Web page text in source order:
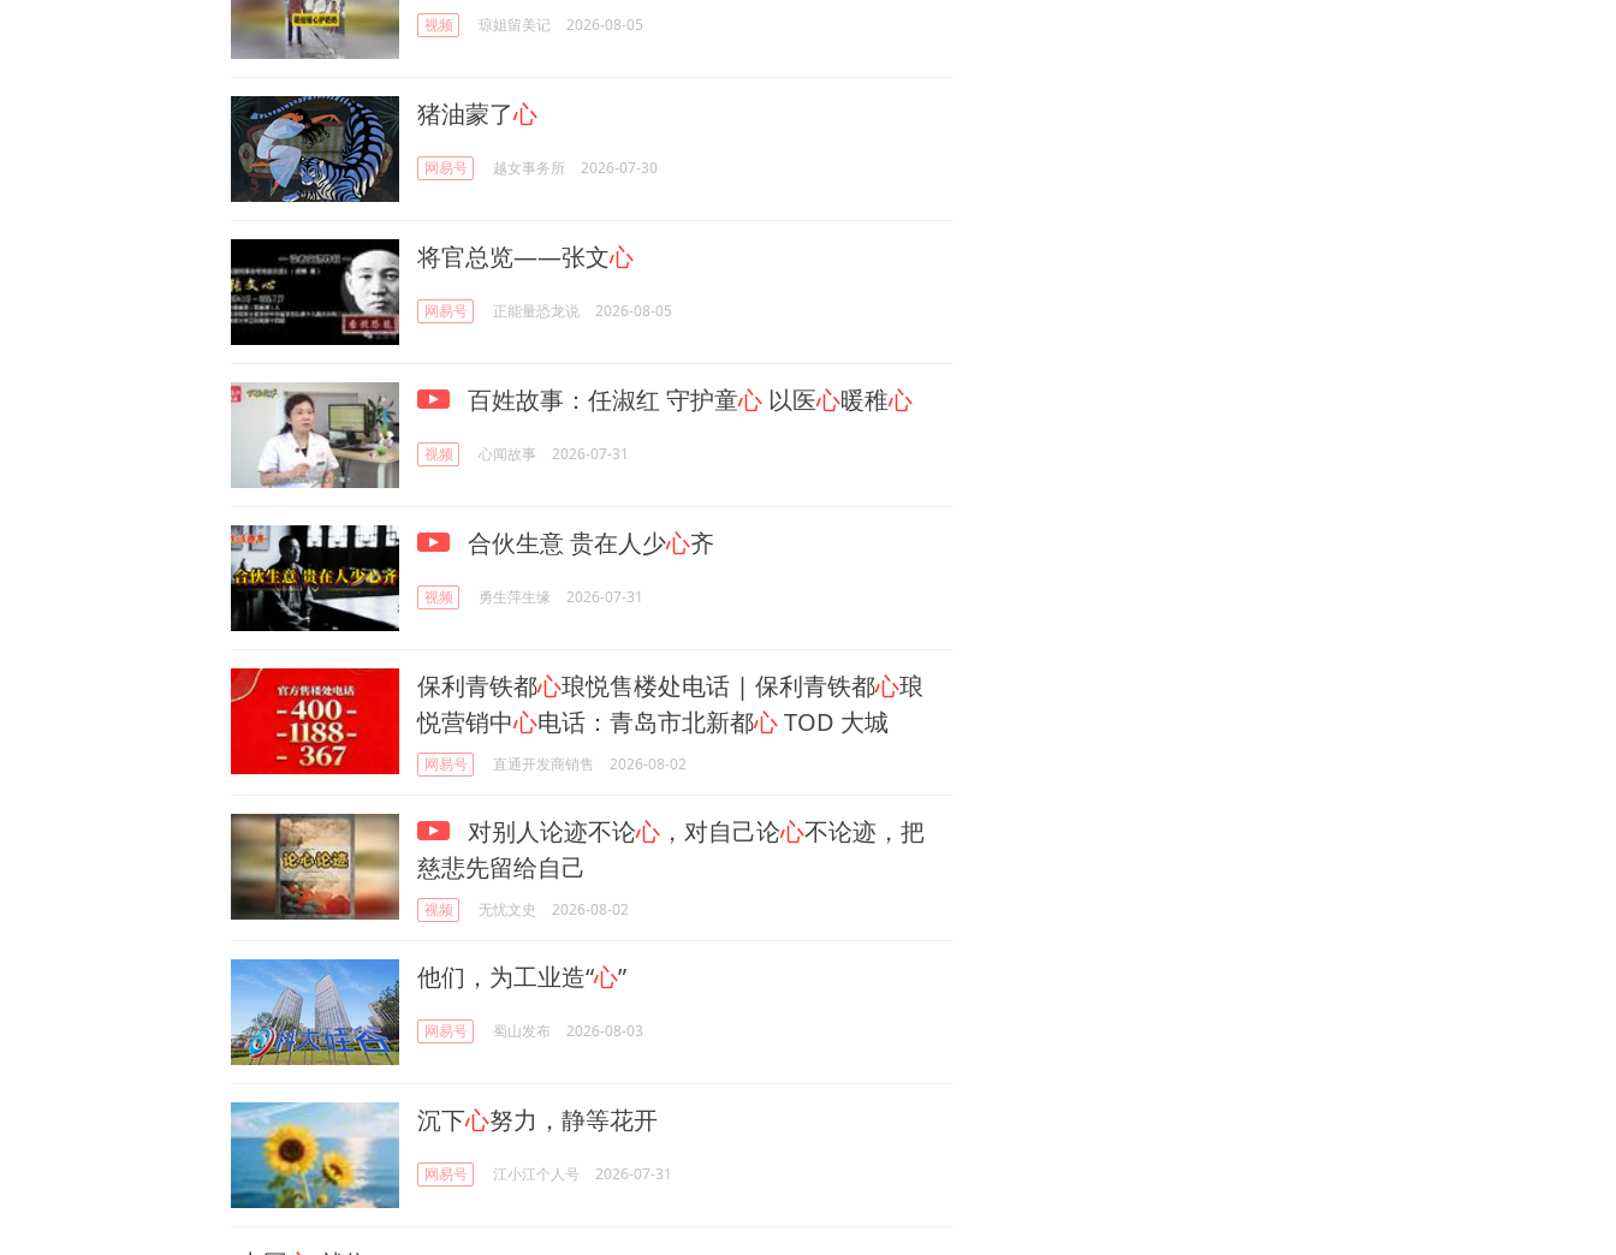
视频 琼姐留美记 2026-08-05
猪油蒙了心
网易号 越女事务所 2026-07-30
将官总览——张文心
网易号 正能量恐龙说 2026-08-05
百姓故事：任淑红 守护童心 以医心暖稚心
视频 心闻故事 2026-07-31
合伙生意 贵在人少心齐
视频 勇生萍生缘 2026-07-31
保利青铁都心琅悦售楼处电话 | 保利青铁都心琅
悦营销中心电话：青岛市北新都心TOD 大城
网易号 直通开发商销售 2026-08-02
对别人论迹不论心 ，对自己论心不论迹，把
慈悲先留给自己
视频 无忧文史 2026-08-02
他们，为工业造“心”
网易号 蜀山发布 2026-08-03
沉下心努力，静等花开
网易号 江小江个人号 2026-07-31